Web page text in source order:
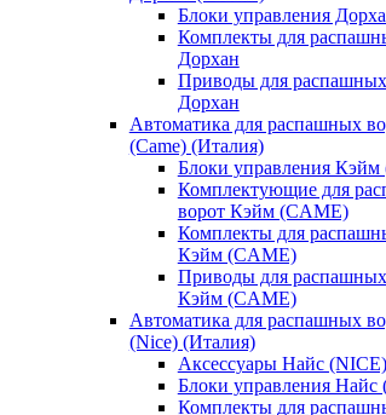
Блоки управления
Комплекты для
Дорхан
Приводы для
Дорхан
Автоматика для распашных
(Came) (Италия)
Блоки управления
Комплектующие для
ворот Кэйм (CAME)
Комплекты для
Кэйм (CAME)
Приводы для
Кэйм (CAME)
Автоматика для распашных
(Nice) (Италия)
Аксессуары Найс (NICE)
Блоки управления Найс
Комплекты для